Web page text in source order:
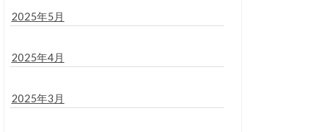
2025年5月
2025年4月
2025年3月